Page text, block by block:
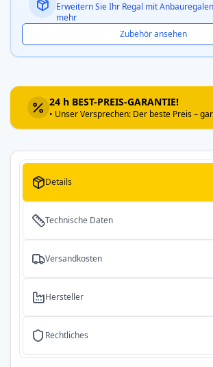
Erweitern Sie Ihr Regal mit
mehr
Zubehör ansehen
24 h BEST-PREIS-GARANTIE!
• Unser Versprechen: Der beste Preis –
Details
Technische Daten
Versandkosten
Hersteller
Rechtliches